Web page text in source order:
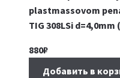
TIG 308LSi
880₽
Добавить в